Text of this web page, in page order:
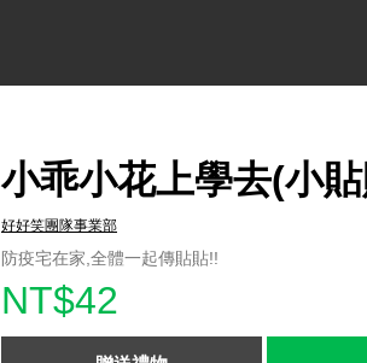
小乖小花上學去(小
好好笑團隊事業部
防疫宅在家,全體一起傳貼貼!!
NT$42